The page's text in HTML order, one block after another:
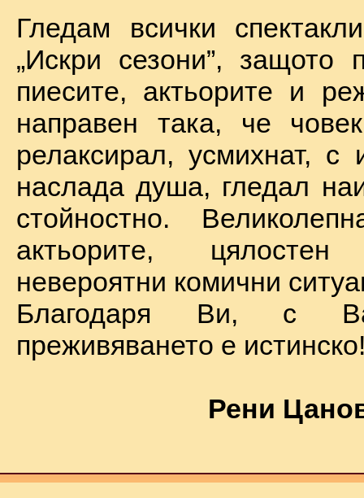
Гледам всички
„Искри сезони”, защото
пиесите, актьорите и
направен така, че
релаксирал, усмихнат, с
наслада душа, гледал
стойностно.
актьорите, цялостен
невероятни комични
Благодаря Ви, с
преживяването е
Рени